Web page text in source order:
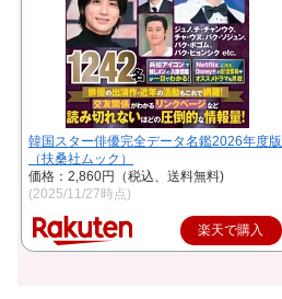
韓国スター俳優完全データ名鑑2026年度版
（扶桑社ムック）
価格：2,860円（税込、送料無料)
(2025/11/27時点)
楽天で購入